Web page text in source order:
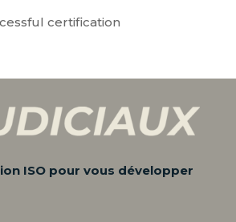
certification
ISO pour vous développer